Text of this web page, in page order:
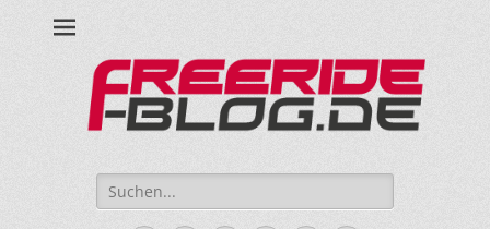
Suche
nach: